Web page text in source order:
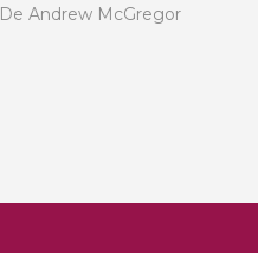
De Andrew McGregor